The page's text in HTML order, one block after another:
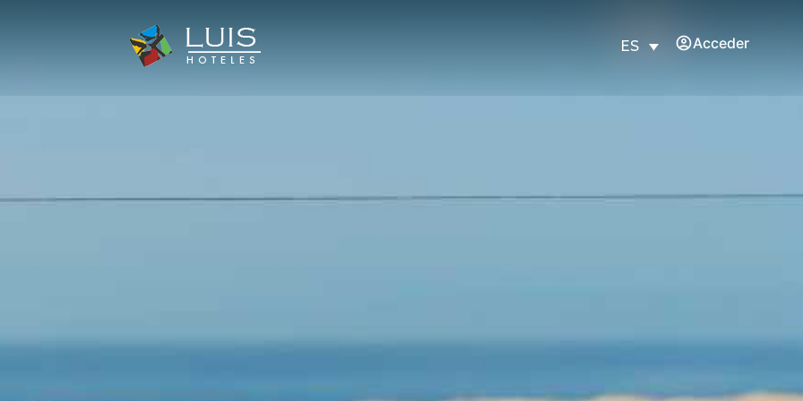
ES Acceder